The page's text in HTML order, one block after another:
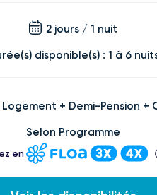
2 jours / 1 nuit
disponible(s) : 1 à 6
Logement + Demi-Pension +
Selon Programme
en